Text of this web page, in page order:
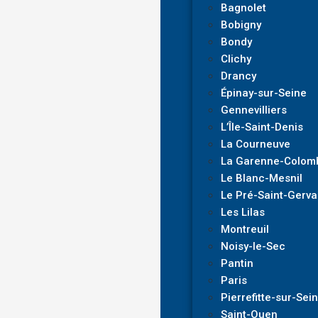
Bagnolet
Bobigny
Bondy
Clichy
Drancy
Épinay-sur-Seine
Gennevilliers
L’Île-Saint-Denis
La Courneuve
La Garenne-
Le Blanc-Mesnil
Le Pré-Saint-
Les Lilas
Montreuil
Noisy-le-Sec
Pantin
Paris
Pierrefitte-sur-
Saint-Ouen